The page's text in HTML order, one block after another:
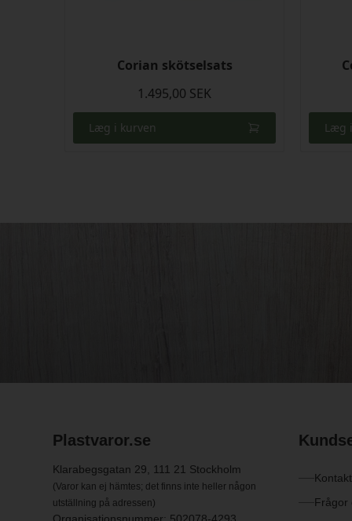
Corian skötselsats
1.495,00 SEK
Læg i kurven Læg
Plastvaror.se
Klarabegsgatan 29, 111 21 Stockholm
(Varor kan ej hämtes; det finns inte heller någon
utställning på adressen)
Organisationsnummer: 502078-4293
Frågor